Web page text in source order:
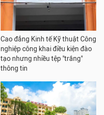
Cao đẳng Kinh tế Kỹ thuật Công
nghiệp công khai điều kiện đào
tạo nhưng nhiều tệp "trắng"
thông tin